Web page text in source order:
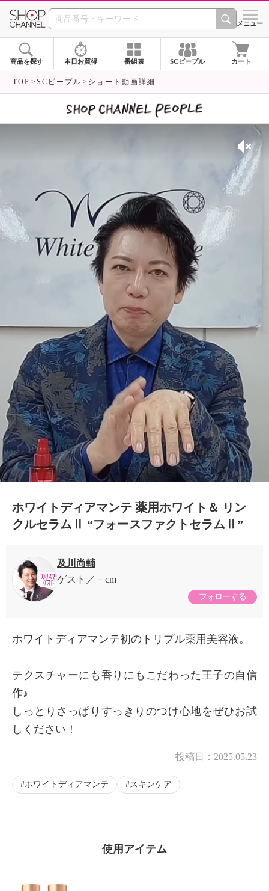
SHOP CHANNEL シメニュー
商品を探す 本日お買得 番組表 SCピープル カート
TOP SCピープル ショート動画詳細
ホワイトディアマンテ 薬用ホワイト＆ リン
クルセラムⅡ “フォースファクトセラムⅡ”
及川尚輔
ゲスト
－cm
フォローする
ホワイトディアマンテ初のトリプル薬用美容液。
テクスチャーにも香りにもこだわった王子の自信
作♪
しっとりさっぱりすっきりのつけ心地をぜひお試
しください！
投稿日： 2025.05.23
ホワイトディアマンテ スキンケア
使用アイテム